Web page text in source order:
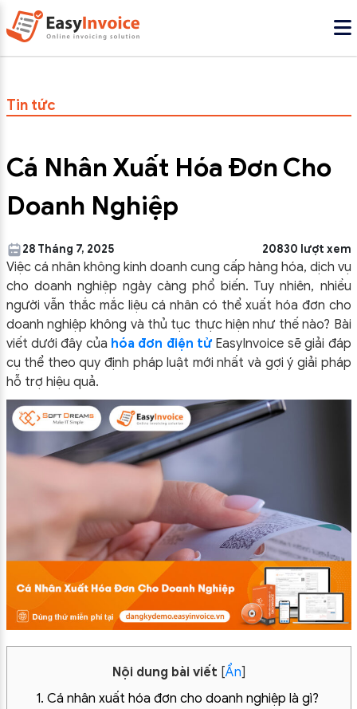
Tin tức
Cá Nhân Xuất Hóa Đơn Cho
Doanh Nghiệp
28 Tháng 7, 2025 20830 lượt xem
Việc cá nhân không kinh doanh cung cấp hàng hóa, dịch vụ
cho doanh nghiệp ngày càng phổ biến. Tuy nhiên, nhiều
người vẫn thắc mắc liệu cá nhân có thể xuất hóa đơn cho
doanh nghiệp không và thủ tục thực hiện như thế nào? Bài
viết dưới đây của hóa đơn điện tử EasyInvoice sẽ giải đáp
cụ thể theo quy định pháp luật mới nhất và gợi ý giải pháp
hỗ trợ hiệu quả.
Nội dung bài viết [Ẩn]
1. Cá nhân xuất hóa đơn cho doanh nghiệp là gì?